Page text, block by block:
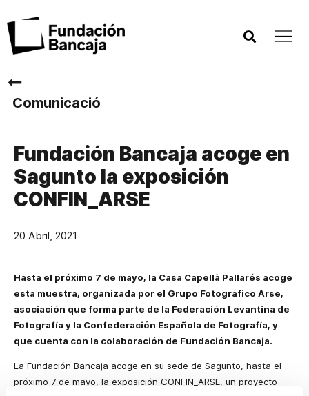
Comunicació
Fundación Bancaja acoge en
Sagunto la exposición
CONFIN_ARSE
20 Abril, 2021
Hasta el próximo 7 de mayo, la Casa Capellà Pallarés acoge
esta muestra, organizada por el Grupo Fotográfico Arse,
asociación que forma parte de la Federación Levantina de
Fotografía y la Confederación Española de Fotografía, y
que cuenta con la colaboración de Fundación Bancaja.
La Fundación Bancaja acoge en su sede de Sagunto, hasta el
próximo 7 de mayo, la exposición CONFIN_ARSE, un proyecto